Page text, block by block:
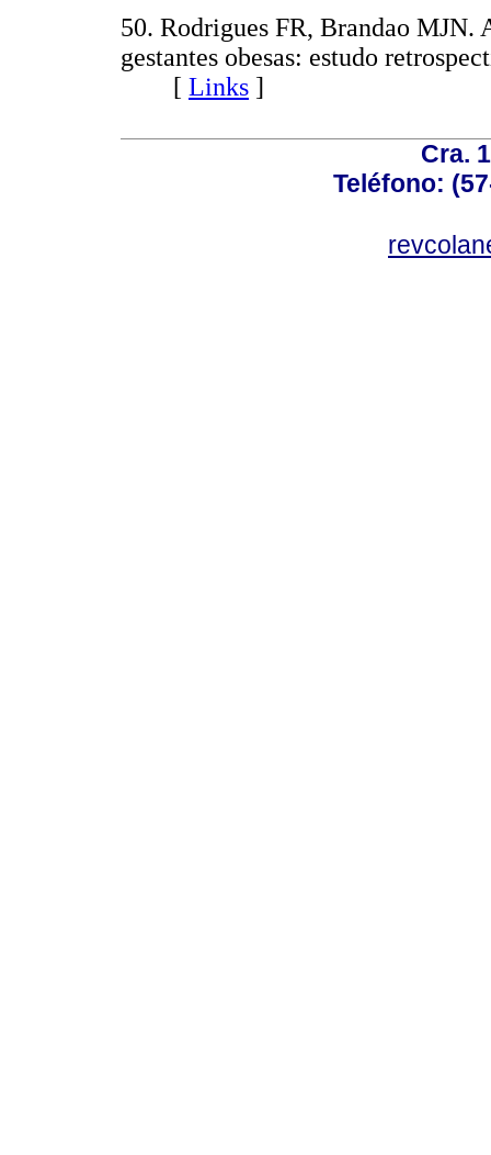
50. Rodrigues FR, Brandao MJN.
gestantes obesas: estudo
[ Links ]
Cra.
Teléfono: